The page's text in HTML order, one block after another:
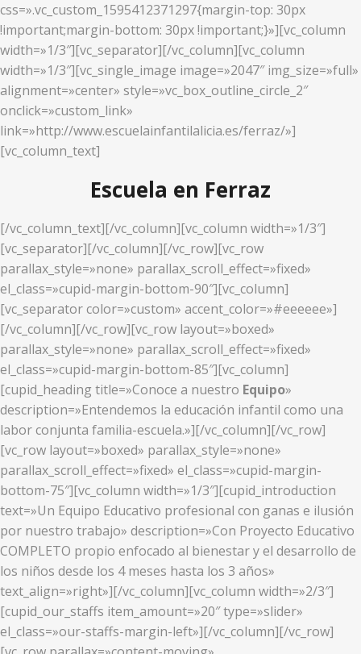
css=».vc_custom_1595412371297{margin-top: 30px
!important;margin-bottom: 30px !important;}»][vc_column
width=»1/3″][vc_separator][/vc_column][vc_column
width=»1/3″][vc_single_image image=»2047″ img_size=»full»
alignment=»center» style=»vc_box_outline_circle_2″
onclick=»custom_link»
link=»http://www.escuelainfantilalicia.es/ferraz/»]
[vc_column_text]
Escuela en Ferraz
[/vc_column_text][/vc_column][vc_column width=»1/3″]
[vc_separator][/vc_column][/vc_row][vc_row
parallax_style=»none» parallax_scroll_effect=»fixed»
el_class=»cupid-margin-bottom-90″][vc_column]
[vc_separator color=»custom» accent_color=»#eeeeee»]
[/vc_column][/vc_row][vc_row layout=»boxed»
parallax_style=»none» parallax_scroll_effect=»fixed»
el_class=»cupid-margin-bottom-85″][vc_column]
[cupid_heading title=»Conoce a nuestro Equipo»
description=»Entendemos la educación infantil como una
labor conjunta familia-escuela.»][/vc_column][/vc_row]
[vc_row layout=»boxed» parallax_style=»none»
parallax_scroll_effect=»fixed» el_class=»cupid-margin-
bottom-75″][vc_column width=»1/3″][cupid_introduction
text=»Un Equipo Educativo profesional con ganas e ilusión
por nuestro trabajo» description=»Con Proyecto Educativo
COMPLETO propio enfocado al bienestar y el desarrollo de
los niños desde los 4 meses hasta los 3 años»
text_align=»right»][/vc_column][vc_column width=»2/3″]
[cupid_our_staffs item_amount=»20″ type=»slider»
el_class=»our-staffs-margin-left»][/vc_column][/vc_row]